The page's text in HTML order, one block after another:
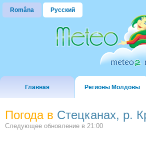
Româna Русский
Главная Регионы Молдовы
Погода в Стецканах, р.
Следующее обновление в 21:00